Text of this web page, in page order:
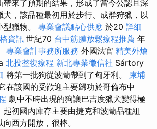
帶來了預期的結果，形成了當今公認且深
犬，該品種最初用於步行、成群狩獵，以
獵物。 專業會議點心供應 於20 詳細
資訊 世紀70 台中筋膜放鬆療程推薦 年
專業會計事務所服務 外國法官 精美外燴
北投整復療程 新北專業徵信社 Sártory
將第一批狗從波蘭帶到了匈牙利。 柬埔
在該國的受歡迎主要歸功於哥倫布中
劇中不時出現的狗讓巴吉度獵犬變得極
起初國內庫存主要由捷克和波蘭品種組
西方開放，很棒。